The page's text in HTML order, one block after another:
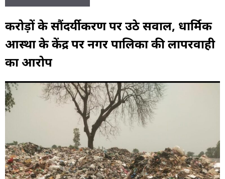
करोड़ों के सौंदर्यीकरण पर उठे सवाल, धार्मिक
आस्था के केंद्र पर नगर पालिका की लापरवाही
का आरोप